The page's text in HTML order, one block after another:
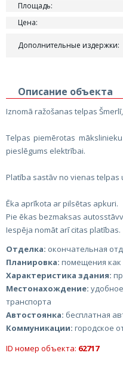
Площадь:
Цена:
Дополнительные издержки:
Описание объекта
Iznomā ražošanas telpas
Telpas piemērotas
pieslēgums elektrībai.
Platība sastāv no vienas telpas
Ēka aprīkota ar pilsētas apkuri.
Pie ēkas bezmaksas
Iespēja nomāt arī citas platības.
Отделка: окончательная
Планировка: помещения
Характеристика здания:
Местонахождение:
транспорта
Автостоянка: беcплатная
Коммуникации: городское
ID номер объекта: 62717